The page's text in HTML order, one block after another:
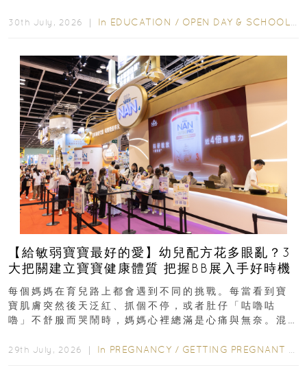
30th July, 2026 ｜ In EDUCATION / OPEN DAY & SCHOOL EVENTS
【給敏弱寶寶最好的愛】幼兒配方花多眼亂？3
大把關建立寶寶健康體質 把握BB展入手好時機
每個媽媽在育兒路上都會遇到不同的挑戰。每當看到寶
寶肌膚突然後天泛紅、抓個不停，或者肚仔「咕嚕咕
嚕」不舒服而哭鬧時，媽媽心裡總滿是心痛與無奈。混
29th July, 2026 ｜ In PREGNANCY / GETTING PREGNANT